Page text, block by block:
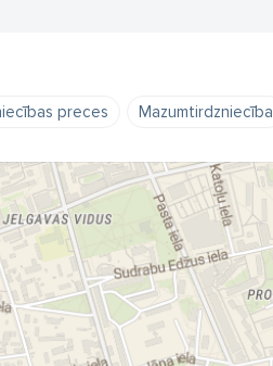
preces Mazumtirdzniecība